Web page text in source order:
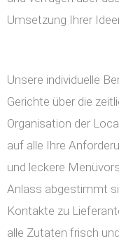
Umsetzung Ihrer
Unsere individuelle
Gerichte über die
Organisation der
auf alle Ihre
und leckere
Anlass abgestimmt
Kontakte zu
alle Zutaten frisch